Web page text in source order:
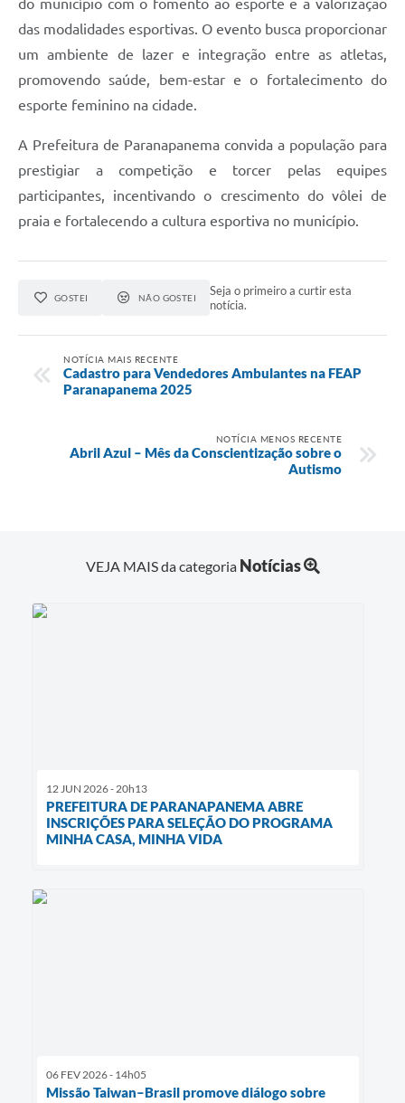
do município com o fomento ao esporte e a valorização
das modalidades esportivas. O evento busca proporcionar
um ambiente de lazer e integração entre as atletas,
promovendo saúde, bem-estar e o fortalecimento do
esporte feminino na cidade.
A Prefeitura de Paranapanema convida a população para
prestigiar a competição e torcer pelas equipes
participantes, incentivando o crescimento do vôlei de
praia e fortalecendo a cultura esportiva no município.
GOSTEI NÃO GOSTEI
Seja o primeiro a curtir esta
notícia.
NOTÍCIA MAIS RECENTE
Cadastro para Vendedores Ambulantes na FEAP
Paranapanema 2025
NOTÍCIA MENOS RECENTE
Abril Azul – Mês da Conscientização sobre o
Autismo
VEJA MAIS da categoria Notícias
12 JUN 2026 - 20h13
PREFEITURA DE PARANAPANEMA ABRE
INSCRIÇÕES PARA SELEÇÃO DO PROGRAMA
MINHA CASA, MINHA VIDA
06 FEV 2026 - 14h05
Missão Taiwan–Brasil promove diálogo sobre